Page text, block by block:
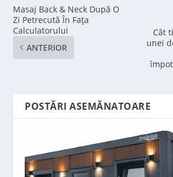
Masaj Back & Neck După O
Zi Petrecută În Fața
Calculatorului
ANTERIOR
Cât
unei
POSTĂRI ASEMĂNATOARE